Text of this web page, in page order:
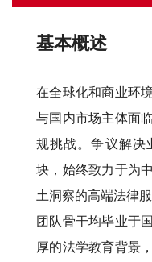
基本概述
在全球化和商业环
与国内市场主体面
规挑战。争议解决
块，始终致力于为
土洞察的高端法律服
团队骨干均毕业于
厚的法学教育背景